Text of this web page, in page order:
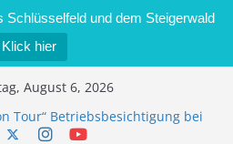
Schlüsselfeld und dem Steigerwald
Klick hier
August 6, 2026
Tour“ Betriebsbesichtigung bei
Zimmermann GmbH